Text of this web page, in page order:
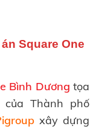
Square One
Bình Dương tọa
Thành phố
xây dựng